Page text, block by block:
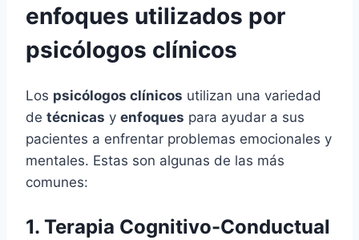
enfoques utilizados por
psicólogos clínicos
Los psicólogos clínicos utilizan una variedad
de técnicas y enfoques para ayudar a sus
pacientes a enfrentar problemas emocionales y
mentales. Estas son algunas de las más
comunes:
1. Terapia Cognitivo-Conductual